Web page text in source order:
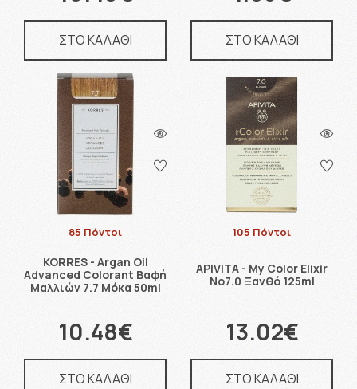
ΣΤΟ ΚΑΛΑΘΙ ΣΤΟ ΚΑΛΑΘΙ
85 Πόντοι
KORRES - Argan Oil
Advanced Colorant Βαφή
Μαλλιών 7.7 Μόκα 50ml
10.48€
ΣΤΟ ΚΑΛΑΘΙ
105 Πόντοι
APIVITA - My Color Elixir
No7.0 Ξανθό 125ml
13.02€
ΣΤΟ ΚΑΛΑΘΙ